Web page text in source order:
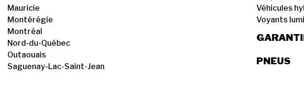
Mauricie
Montérégie
Montréal
Nord-du-Québec
Outaouais
Saguenay-Lac-Saint-Jean
Véhicules
Voyants
PNEUS